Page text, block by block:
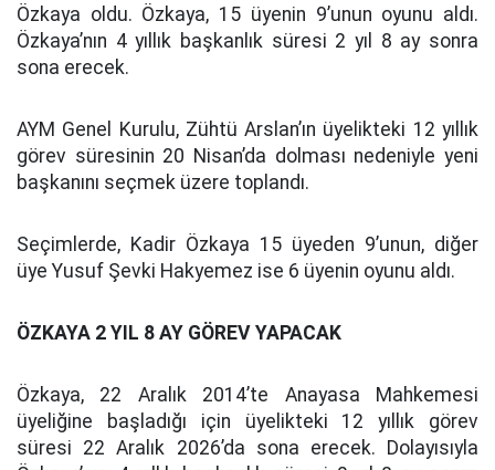
Özkaya oldu. Özkaya, 15 üyenin 9’unun oyunu aldı.
Özkaya’nın 4 yıllık başkanlık süresi 2 yıl 8 ay sonra
sona erecek.
AYM Genel Kurulu, Zühtü Arslan’ın üyelikteki 12 yıllık
görev süresinin 20 Nisan’da dolması nedeniyle yeni
başkanını seçmek üzere toplandı.
Seçimlerde, Kadir Özkaya 15 üyeden 9’unun, diğer
üye Yusuf Şevki Hakyemez ise 6 üyenin oyunu aldı.
ÖZKAYA 2 YIL 8 AY GÖREV YAPACAK
Özkaya, 22 Aralık 2014’te Anayasa Mahkemesi
üyeliğine başladığı için üyelikteki 12 yıllık görev
süresi 22 Aralık 2026’da sona erecek. Dolayısıyla